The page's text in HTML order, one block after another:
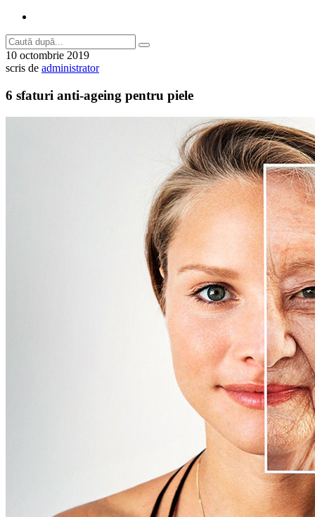
10 octombrie 2019
scris de administrator
6 sfaturi anti-ageing pentru piele